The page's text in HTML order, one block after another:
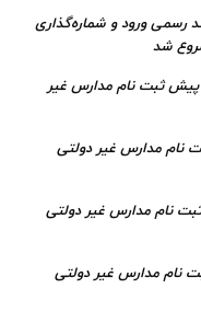
رسمی ورود و شماره‌گذاری
شد
پیش ثبت نام مدارس غیر
نام مدارس غیر دولتی
نام مدارس غیر دولتی
نام مدارس غیر دولتی